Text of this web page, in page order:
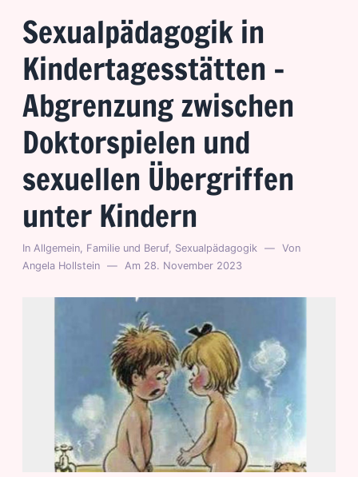
Sexualpädagogik in
Kindertagesstätten –
Abgrenzung zwischen
Doktorspielen und
sexuellen Übergriffen
unter Kindern
In Allgemein Familie und Beruf, Sexualpädagogik
Von
Angela Hollstein
Am 28. November 2023